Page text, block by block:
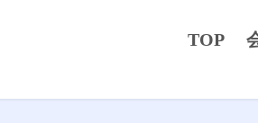
TOP